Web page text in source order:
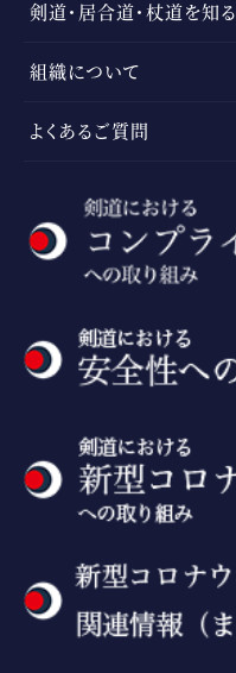
剣道・居合道・杖道を知る
組織について
よくあるご質問